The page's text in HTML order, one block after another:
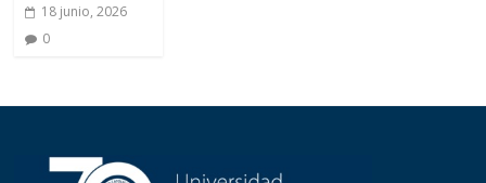
18 junio, 2026
0